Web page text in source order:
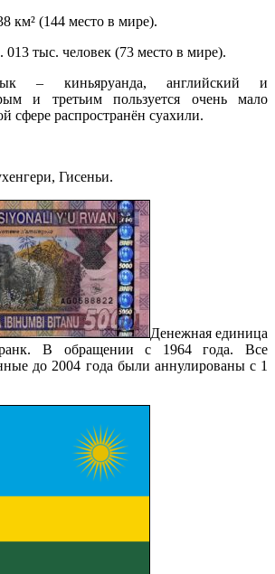
км² (144 место в мире).
тыс. человек (73 место в мире).
– киньяруанда, английский и
и третьим пользуется очень мало
сфере распространён суахили.
Гисеньи.
Денежная единица
В обращении с 1964 года. Все
до 2004 года были аннулированы с 1